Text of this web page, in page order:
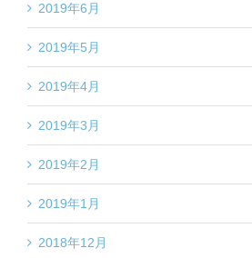
2019年6月
2019年5月
2019年4月
2019年3月
2019年2月
2019年1月
2018年12月